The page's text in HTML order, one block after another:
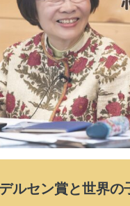
ルセン賞と世界